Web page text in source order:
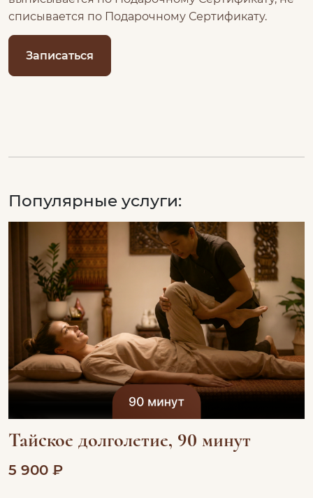
списывается по Подарочному Сертификату.
Записаться
Популярные услуги:
Тайское долголетие, 90 минут
5 900 ₽